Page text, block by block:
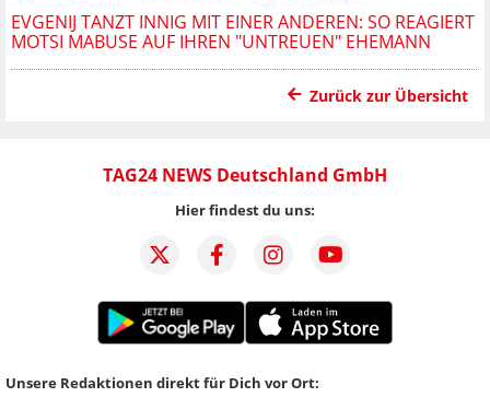
EVGENIJ TANZT INNIG MIT EINER ANDEREN: SO REAGIERT
MOTSI MABUSE AUF IHREN "UNTREUEN" EHEMANN
Zurück zur Übersicht
TAG24 NEWS Deutschland GmbH
Hier findest du uns:
Unsere Redaktionen direkt für Dich vor Ort: